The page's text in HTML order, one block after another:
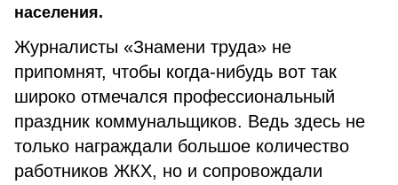
населения.
Журналисты «Знамени труда» не
припомнят, чтобы когда-нибудь вот так
широко отмечался профессиональный
праздник коммунальщиков. Ведь здесь не
только награждали большое количество
работников ЖКХ, но и сопровождали